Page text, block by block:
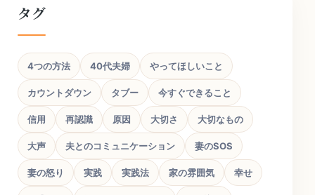
タグ
4つの方法 40代夫婦 やってほしいこと
カウントダウン タブー 今すぐできること
信用 再認識 原因 大切さ 大切なもの
大声 夫とのコミュニケーション 妻のSOS
妻の怒り 実践 実践法 家の雰囲気 幸せ